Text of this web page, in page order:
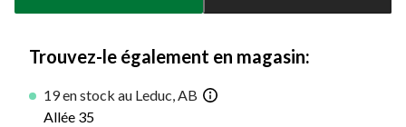
à
Trouvez-le également en magasin:
19 en stock au Leduc, AB
Allée 35